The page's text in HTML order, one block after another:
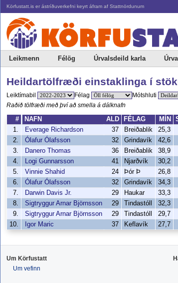
Körfustatt.is er ástríðuverkefni keyrt áfram af Stattnördunum
Leikmenn Félög Úrvalsdeild karla
Heildartölfræði einstaklinga í
Leiktímabil Félag Mótshluti
Raðið tölfræði með því að smella á dálknafn
#
NAFN ALD FÉLAG MÍN
1.
Everage Richardson 37 Breiðablik 25,3
2.
Ólafur Ólafsson 32 Grindavík 42,6
3.
Danero Thomas 36 Breiðablik 38,9
4.
Logi Gunnarsson 41 Njarðvík 30,2
5.
Vinnie Shahid 24 Þór Þ 26,8
6.
Ólafur Ólafsson 32 Grindavík 34,3
7.
Darwin Davis Jr. 29 Haukar 33,3
8.
Sigtryggur Arnar Björnsson 29 Tindastóll 32,3
9.
Sigtryggur Arnar Björnsson 29 Tindastóll 29,7
10.
Igor Maric 37 Keflavík 27,7
Um Körfustatt
Um vefinn